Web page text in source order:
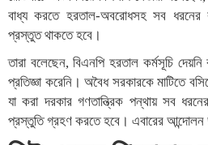
বাধ্য করতে হরতাল-অবরোধসহ সব ধরনের
প্রস্তুত থাকতে হবে।
তারা বলেছেন, বিএনপি হরতাল কর্মসূচি
প্রতিজ্ঞা করেনি। অবৈধ সরকারকে মাটিতে
যা করা দরকার গণতান্ত্রিক পন্থায় সব
প্রস্তুতি গ্রহণ করতে হবে। এবারের